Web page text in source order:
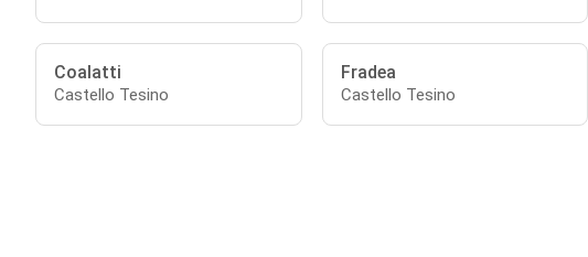
Coalatti
Castello Tesino
Fradea
Castello Tesino